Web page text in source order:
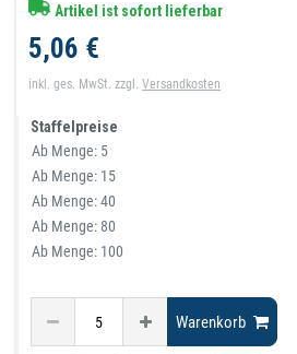
Artikel ist sofort lieferbar
5,06 €
inkl. ges. MwSt. zzgl.Versandkosten
Staffelpreise
Ab Menge: 5
Ab Menge: 15
Ab Menge:40
Ab Menge: 80
Ab Menge: 100
Warenkorb